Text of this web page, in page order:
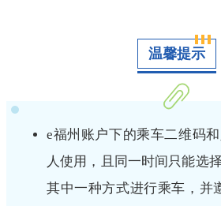
温馨提示
e福州账户下的乘车二维码
人使用，且同一时间只能选
其中一种方式进行乘车，并